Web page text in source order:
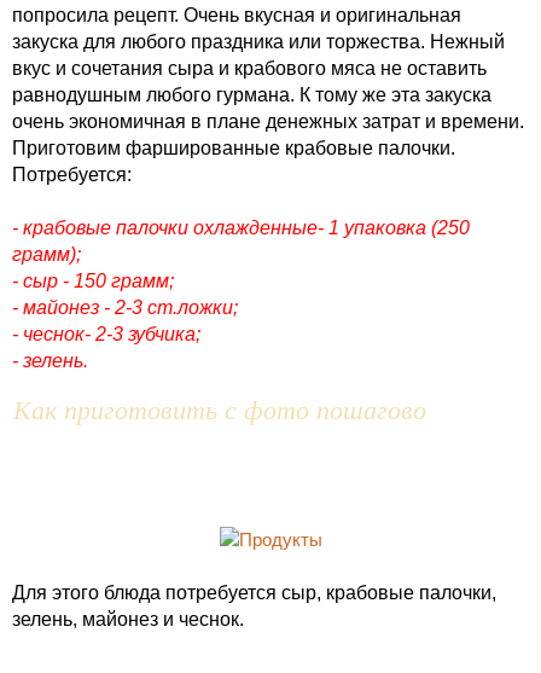
попросила рецепт. Очень вкусная и оригинальная
закуска для любого праздника или торжества. Нежный
вкус и сочетания сыра и крабового мяса не оставить
равнодушным любого гурмана. К тому же эта закуска
очень экономичная в плане денежных затрат и времени.
Приготовим фаршированные крабовые палочки.
Потребуется:
- крабовые палочки охлажденные- 1 упаковка (250
грамм);
- сыр - 150 грамм;
- майонез - 2-3 ст.ложки;
- чеснок- 2-3 зубчика;
- зелень.
Как приготовить с фото пошагово
Для этого блюда потребуется сыр, крабовые палочки,
зелень, майонез и чеснок.